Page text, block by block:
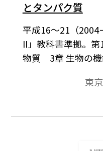
とタンパク質
平成16～21（2004
II」教科書準拠。
物質 3章 生物の機能とタンパク質のはたら
授業プリントとし
東